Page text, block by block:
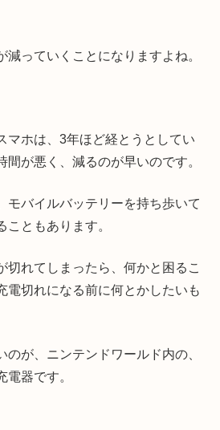
減っていくことになりますよね。
マホは、3年ほど経とうとしてい
間が悪く、減るのが早いのです。
モバイルバッテリーを持ち歩いて
こともあります。
切れてしまったら、何かと困るこ
電切れになる前に何とかしたいも
のが、ニンテンドワールド内の、
電器です。